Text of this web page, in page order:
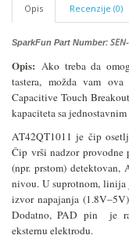
Opis Recenzije (0)
SparkFun Part Number:
Opis: Ako treba da
tastera, možda vam
Capacitive Touch
kapaciteta sa
AT42QT1011 je čip
Čip vrši nadzor
(npr. prstom)
nivou. U suprotnom, linija
izvor napajanja
Dodatno, PAD pin je
eksternu elektrodu.